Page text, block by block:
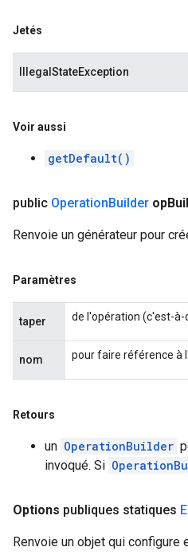
Jetés
IllegalStateException
Voir aussi
getDefault()
public OperationBuilder op
Renvoie un générateur pour
Paramètres
taper de l'opération (c'est-
nom pour faire référence à
Retours
un OperationBuilder
invoqué. Si
Options publiques statiques
Renvoie un objet qui configure